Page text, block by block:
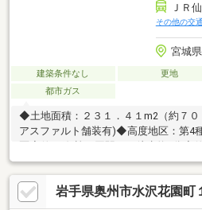
ＪＲ
その他の交通
宮城
建築条件なし 更地
都市ガス
◆土地面積：２３１．４１m2（約７
アスファルト舗装有)◆高度地区：第4
約8分◆仙台市営地下鉄南北線 仙台ま
ございません！ お好きなメーカーで
当「土屋」までお問合せください！
岩手県奥州市水沢花園町